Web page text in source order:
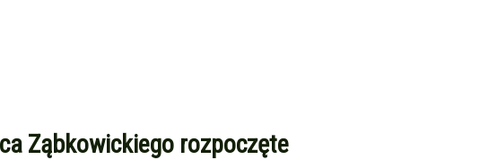
Ząbkowickiego rozpoczęte